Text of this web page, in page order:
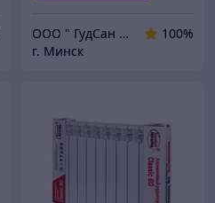
ООО " ГудСан " сантехника, отопление
100%
г. Минск